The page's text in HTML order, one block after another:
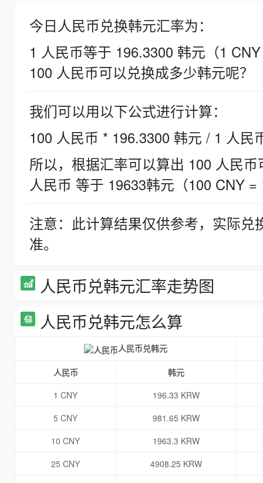
今日人民币兑换韩元汇率为：
1 人民币等于 196.3300 韩元（1
100 人民币可以兑换成多少韩元呢？
我们可以用以下公式进行计算：
100 人民币 * 196.3300 韩元 / 1 人民
所以，根据汇率可以算出 100 人民
人民币 等于 19633韩元（100 CNY =
注意：此计算结果仅供参考，实际
准。
人民币兑韩元汇率走势图
人民币兑韩元怎么算
人民币兑韩元
人民币
韩元
1 CNY
196.33 KRW
5 CNY
981.65 KRW
10 CNY
1963.3 KRW
25 CNY
4908.25 KRW